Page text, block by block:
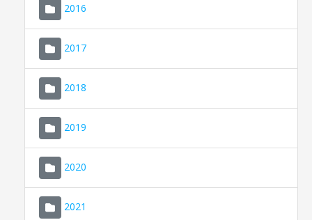
2016
2017
2018
2019
2020
2021